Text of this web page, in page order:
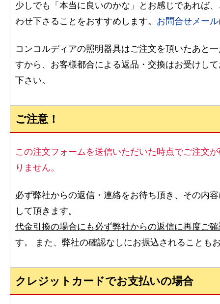
少しでも「本当に良いのかな」とお感じであれば
わせ下さることをおすすめします。 お問合せメール
コンコルディアの照明器具はご注文を頂いたあと
すから、お客様都合による返品・交換はお受けし
下さい。
ご注意！
この注文フォームを送信いただいた時点でご注文
りません。
必ず弊社からの返信・連絡をお待ち頂き、その内
して頂きます。
代金引換の場合にも必ず弊社からの返信に再度ご
す。 また、弊社の確認なしにお振込されることも
クレジットカードでお支払いの場合